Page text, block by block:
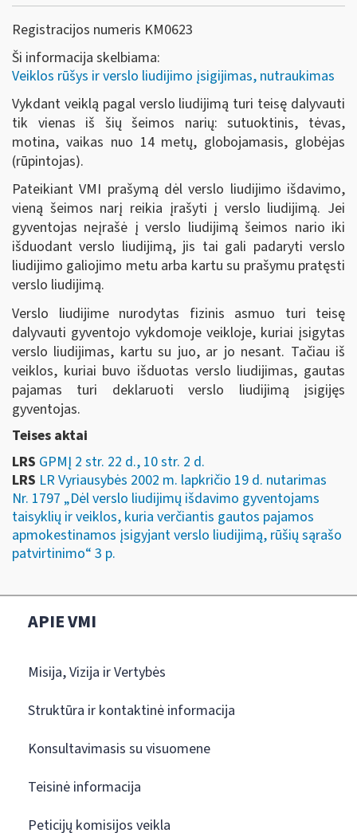
Registracijos numeris KM0623
Ši informacija skelbiama:
Veiklos rūšys ir verslo liudijimo įsigijimas, nutraukimas
Vykdant veiklą pagal verslo liudijimą turi teisę dalyvauti
tik vienas iš šių šeimos narių: sutuoktinis, tėvas,
motina, vaikas nuo 14 metų, globojamasis, globėjas
(rūpintojas).
Pateikiant VMI prašymą dėl verslo liudijimo išdavimo,
vieną šeimos narį reikia įrašyti į verslo liudijimą. Jei
gyventojas neįrašė į verslo liudijimą šeimos nario iki
išduodant verslo liudijimą, jis tai gali padaryti verslo
liudijimo galiojimo metu arba kartu su prašymu pratęsti
verslo liudijimą.
Verslo liudijime nurodytas fizinis asmuo turi teisę
dalyvauti gyventojo vykdomoje veikloje, kuriai įsigytas
verslo liudijimas, kartu su juo, ar jo nesant. Tačiau iš
veiklos, kuriai buvo išduotas verslo liudijimas, gautas
pajamas turi deklaruoti verslo liudijimą įsigijęs
gyventojas.
Teises aktai
LRS GPMĮ 2 str. 22 d., 10 str. 2 d.
LRS LR Vyriausybės 2002 m. lapkričio 19 d. nutarimas
Nr. 1797 „Dėl verslo liudijimų išdavimo gyventojams
taisyklių ir veiklos, kuria verčiantis gautos pajamos
apmokestinamos įsigyjant verslo liudijimą, rūšių sąrašo
patvirtinimo“ 3 p.
APIE VMI
Misija, Vizija ir Vertybės
Struktūra ir kontaktinė informacija
Konsultavimasis su visuomene
Teisinė informacija
Peticijų komisijos veikla